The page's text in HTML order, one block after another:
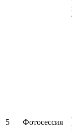
5 Фотосессия